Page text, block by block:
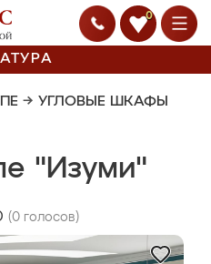
0
→ УГЛОВЫЕ ШКАФЫ
"Изуми"
(0 голосов)